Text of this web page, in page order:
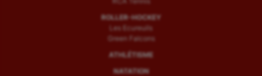
ROLLER-HOCKEY
Les Ecureuils
Green Falcons
ATHLÉTISME
NATATION